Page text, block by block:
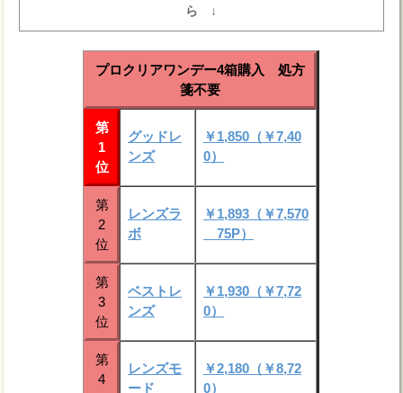
ら ↓
プロクリアワンデー4箱購入 処方
箋不要
第
1
位
グッドレ
ンズ
￥1,850（￥7,40
0）
第
2
位
レンズラ
ボ
￥1,893（￥7,570
75P）
第
3
位
ベストレ
ンズ
￥1,930（￥7,72
0）
第
4
レンズモ
ード
￥2,180（￥8,72
0）